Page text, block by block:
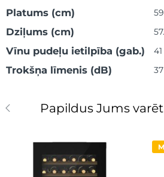
Platums (cm)
Dziļums (cm)
Vīnu pudeļu ietilpība (gab.) 41
Trokšņa līmenis (dB) 37
Papildus Jums